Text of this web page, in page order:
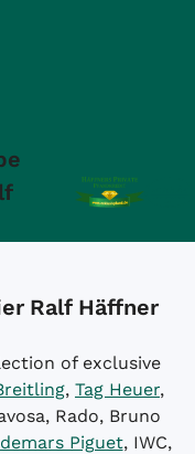
Ralf Häffner
of exclusive
, Tag Heuer,
Rado, Bruno
Piguet, IWC,